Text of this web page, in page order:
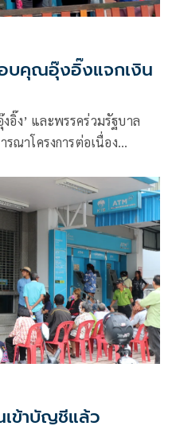
บคุณอุ๊งอิ๊งแจกเงิน
ง’ และพรรคร่วมรัฐบาล
ณาโครงการต่อเนื่อง
เข้าบัญชีแล้ว